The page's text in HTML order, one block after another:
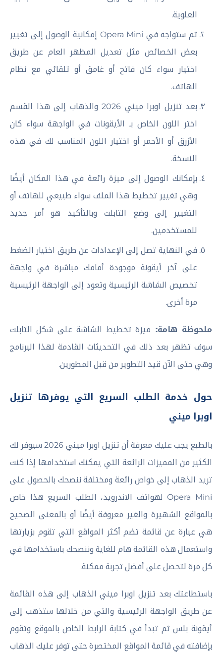
العلوية.
ثم ستواجه في Opera Mini إمكانية الوصول إلى تغيير
بعض الخصائص مثل تعديل المظهر العام عن طريق
اختيار سواء كان فاتح أو غامق أو تلقائي مع نظام
الهاتف.
بعد تنزيل اوبرا ميني 2026 والذهاب إلى هذا القسم
اختر اللون الخاص بـ الأيقونات في الواجهة سواء كان
الأزرق أو الأحمر أو اختيار اللون المناسب لك في هذه
النسخة.
بإمكانك الوصول إلى ميزة رائعة في هذا المكان أيضًا
وهي تغيير تخطيط هذا الملف سواء طبيعي للهاتف أو
التغيير إلى وضع التابلت وبالتأكيد هو أمر جديد
للمستخدمين.
في النهاية تصل إلى الإعدادات عن طريق اختيار الضغط
على آخر أيقونة موجودة أمامك مباشرة في واجهة
تخصيص الشاشة الرئيسية وتعود إلى الواجهة الرئيسية
مرة أخرى.
ملحوظة هامة: ميزة تخطيط الشاشة على شكل التابلت
سوف تظهر بعد ذلك في التحديثات القادمة لهذا البرنامج
وهي حتى الآن قيد التطوير من قبل المطورين.
حول خدمة الطلب السريع التي يوفرها تنزيل
اوبرا ميني
بالطبع يجب عليك معرفة أن تنزيل اوبرا ميني 2026 سيوفر لك
الكثير من المميزات الرائعة التي يمكنك استخدامها إذا كنت
تريد الذهاب إلى خواص رائعة ومختلفة ننصحك بالحصول على
Opera Mini لهواتف الاندرويد، الطلب السريع هذا خاص
بالمواقع الشهيرة والغير معروفة أيضًا أو بالمعنى الصحيح
هي عبارة عن قائمة تضم أكثر المواقع التي تقوم بزيارتها
واستعمال هذه القائمة هام للغاية وننصحك باستخدامها في
كل مرة لتحصل على أفضل تجربة ممكنة.
باستطاعتك بعد تنزيل اوبرا ميني الذهاب إلى هذه القائمة
عن طريق الواجهة الرئيسية والتي من خلالها ستذهب إلى
أيقونة بلس ثم تبدأ في كتابة الرابط الخاص بالموقع وتقوم
بإضافته في قائمة المواقع المختصرة حتى توفر عليك الذهاب